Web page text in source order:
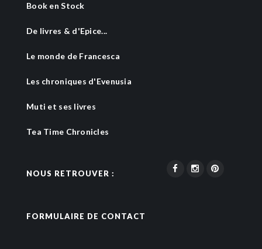
Book en Stock
De livres & d'Epice...
Le monde de Francesca
Les chroniques d'Evenusia
Muti et ses livres
Tea Time Chronicles
NOUS RETROUVER :
FORMULAIRE DE CONTACT